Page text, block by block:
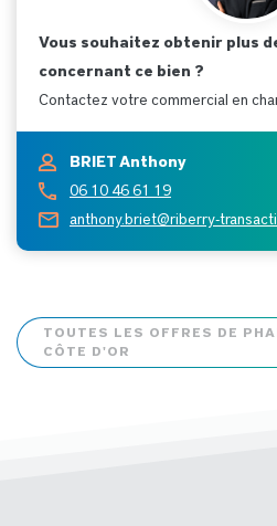
Vous souhaitez obtenir plus
concernant ce bien ?
Contactez votre commercial en
BRIET Anthony
06 10 46 61 19
anthony.briet@riberry-
TOUTES LES OFFRES DE
CÔTE D'OR